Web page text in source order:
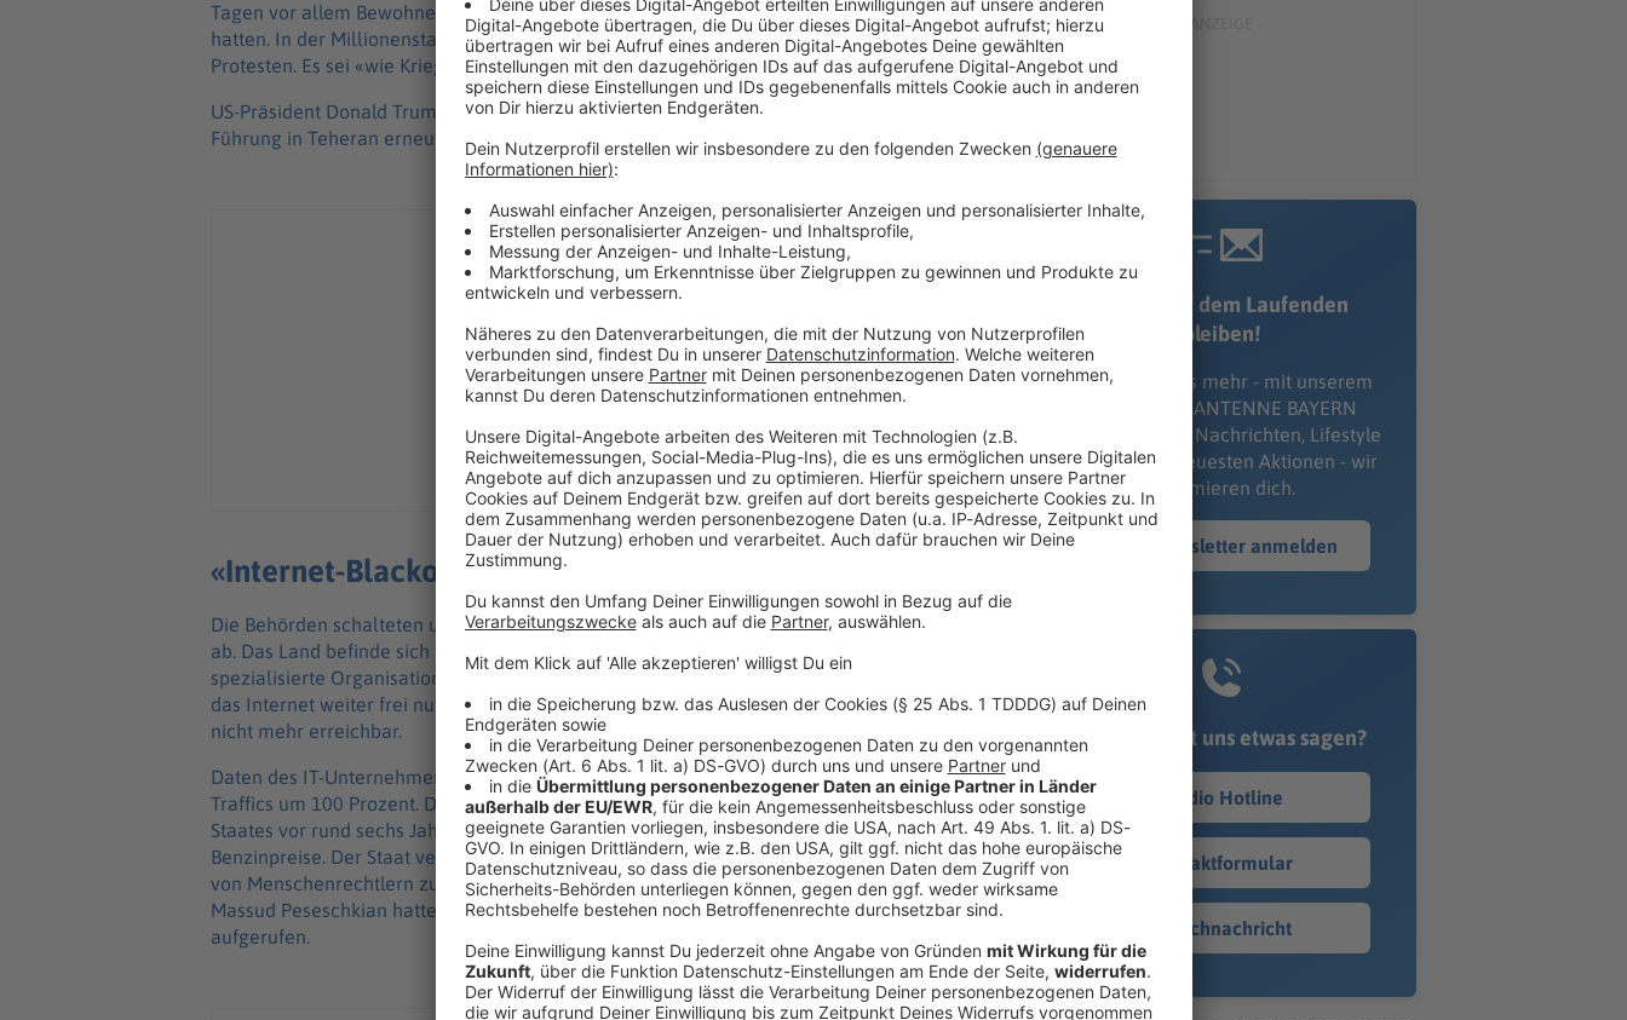
Tagen vor allem Bewohnerinnen und Bewohner der westlichen Provinzen demonstriert
hatten. In der Millionenstadt Maschhad im Nordosten berichteten Augenzeugen von großen
Protesten. Es sei «wie Krieg», beschrieben Einwohner die Szenen auf den Straßen.
US-Präsident Donald Trump solidarisierte sich mit den Demonstrierenden und drohte der
Führung in Teheran erneut.
«Internet-Blackout» inmitten der Proteste
Die Behörden schalteten unterdessen den weltweiten Internetzugang für die Bevölkerung
ab. Das Land befinde sich in einem «Internet-Blackout», berichtete die auf Netzsperren
spezialisierte Organisation Netblocks. Ein kleiner Teil des Militär- und Machtapparats dürfte
das Internet weiter frei nutzen können. Auch per Telefon waren Kontakte im Iran zunächst
nicht mehr erreichbar.
Daten des IT-Unternehmens Cloudflare zeigten am Donnerstag einen Einbruch des Web-
Traffics um 100 Prozent. Die vollständige Internetsperre erinnert an das Vorgehen des
Staates vor rund sechs Jahren: Damals protestierten vor allem Menschen wegen steigender
Benzinpreise. Der Staat verhängte eine fast einwöchige Sperre, während der Schätzungen
von Menschenrechtlern zufolge Hunderte Demonstrierende getötet wurden. Präsident
Massud Peseschkian hatte die Sicherheitskräfte am Mittwoch noch zur Zurückhaltung
aufgerufen.
Immer auf dem Laufenden
bleiben!
Verpass' nichts mehr - mit unserem
kostenlosen ANTENNE BAYERN
Newsletter. Ob Nachrichten, Lifestyle
oder unsere neuesten Aktionen - wir
informieren dich.
Zum Newsletter anmelden
Du möchtest uns etwas sagen?
Studio Hotline
Kontaktformular
Sprachnachricht